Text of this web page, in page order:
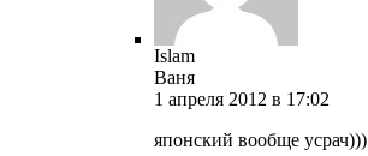
Islam
Ваня
1 апреля 2012 в 17:02
японский вообще усрач)))